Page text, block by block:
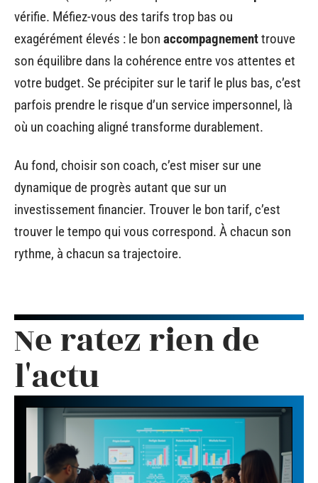
vérifie. Méfiez-vous des tarifs trop bas ou
exagérément élevés : le bon accompagnementtrouve
son équilibre dans la cohérence entre vos attentes et
votre budget. Se précipiter sur le tarif le plus bas, c’est
parfois prendre le risque d’un service impersonnel, là
où un coaching aligné transforme durablement.
Au fond, choisir son coach, c’est miser sur une
dynamique de progrès autant que sur un
investissement financier. Trouver le bon tarif, c’est
trouver le tempo qui vous correspond. À chacun son
rythme, à chacun sa trajectoire.
Ne ratez rien de
l'actu